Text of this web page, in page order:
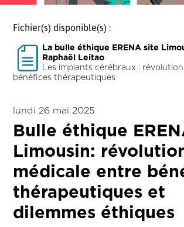
Fichier(s) disponible(s) :
La bulle éthique ERENA site
Raphaël Leitao
Les implants cérébraux :
bénéfices thérapeutiques
lundi 26 mai 2025
Bulle éthique
Limousin:
médicale entre
thérapeutiques et
dilemmes éthiques